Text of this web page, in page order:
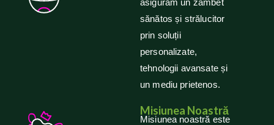
asigurăm un zâmbet
sănătos și strălucitor
prin soluții
personalizate,
tehnologii avansate și
un mediu prietenos.
Misiunea Noastră
Misiunea noastră este